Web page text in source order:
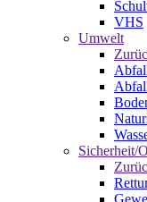
VHS
Umwelt
Sicherheit/